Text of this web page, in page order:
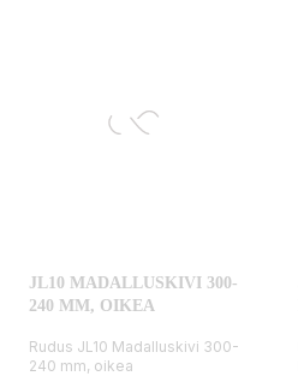
JL10 MADALLUSKIVI 300-
240 MM, OIKEA
Rudus JL10 Madalluskivi 300-
240 mm, oikea